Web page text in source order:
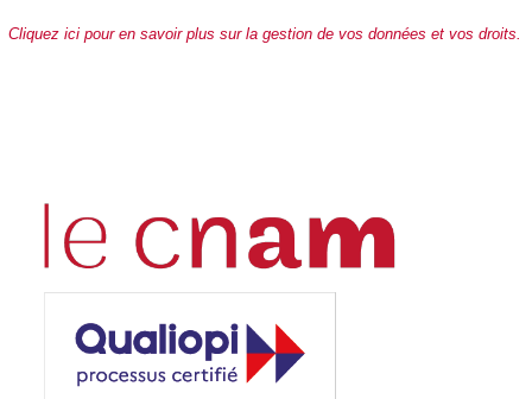
Cliquez ici pour en savoir plus sur la gestion de vos données et vos droits.